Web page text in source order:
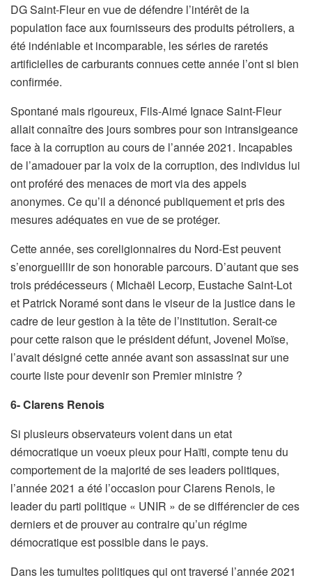
DG Saint-Fleur en vue de défendre l’intérêt de la
population face aux fournisseurs des produits pétroliers, a
été indéniable et incomparable, les séries de raretés
artificielles de carburants connues cette année l’ont si bien
confirmée.
Spontané mais rigoureux, Fils-Aimé Ignace Saint-Fleur
allait connaître des jours sombres pour son intransigeance
face à la corruption au cours de l’année 2021. Incapables
de l’amadouer par la voix de la corruption, des individus lui
ont proféré des menaces de mort via des appels
anonymes. Ce qu’il a dénoncé publiquement et pris des
mesures adéquates en vue de se protéger.
Cette année, ses coreligionnaires du Nord-Est peuvent
s’enorgueillir de son honorable parcours. D’autant que ses
trois prédécesseurs ( Michaël Lecorp, Eustache Saint-Lot
et Patrick Noramé sont dans le viseur de la justice dans le
cadre de leur gestion à la tête de l’institution. Serait-ce
pour cette raison que le président défunt, Jovenel Moïse,
l’avait désigné cette année avant son assassinat sur une
courte liste pour devenir son Premier ministre ?
6- Clarens Renois
Si plusieurs observateurs voient dans un etat
démocratique un voeux pieux pour Haïti, compte tenu du
comportement de la majorité de ses leaders politiques,
l’année 2021 a été l’occasion pour Clarens Renois, le
leader du parti politique « UNIR » de se différencier de ces
derniers et de prouver au contraire qu’un régime
démocratique est possible dans le pays.
Dans les tumultes politiques qui ont traversé l’année 2021